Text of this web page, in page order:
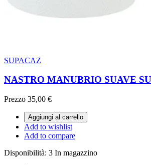
SUPACAZ
NASTRO MANUBRIO SUAVE
Prezzo 35,00 €
Aggiungi al carrello
Add to wishlist
Add to compare
Disponibilità: 3 In magazzino